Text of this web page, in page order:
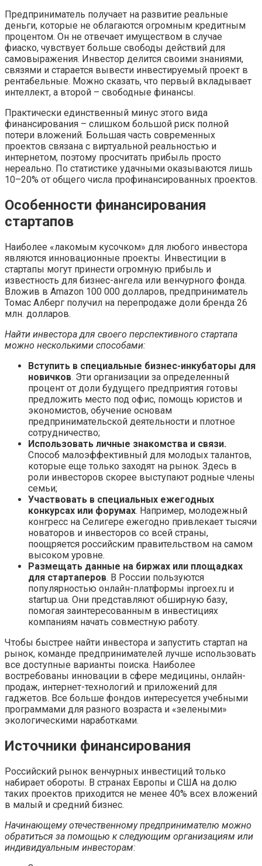
Предприниматель получает на развитие реальные
деньги, которые не облагаются огромным кредитным
процентом. Он не отвечает имуществом в случае
фиаско, чувствует больше свободы действий для
самовыражения. Инвестор делится своими знаниями,
связями и старается вывести инвестируемый проект в
рентабельные. Можно сказать, что первый вкладывает
интеллект, а второй – свободные финансы.
Практически единственный минус этого вида
финансирования – слишком большой риск полной
потери вложений. Большая часть современных
проектов связана с виртуальной реальностью и
интернетом, поэтому просчитать прибыль просто
нереально. По статистике удачными оказываются лишь
10–20% от общего числа профинансированных проектов.
Особенности финансирования
стартапов
Наиболее «лакомым кусочком» для любого инвестора
являются инновационные проекты. Инвестиции в
стартапы могут принести огромную прибыль и
известность для бизнес-ангела или венчурного фонда.
Вложив в Amazon 100 000 долларов, предприниматель
Томас Алберг получил на перепродаже доли бренда 26
млн. долларов.
Найти инвестора для своего перспективного стартапа
можно несколькими способами:
Вступить в специальные бизнес-инкубаторы для
новичков. Эти организации за определенный
процент от доли будущего предприятия готовы
предложить место под офис, помощь юристов и
экономистов, обучение основам
предпринимательской деятельности и плотное
сотрудничество;
Использовать личные знакомства и связи.
Способ малоэффективный для молодых талантов,
которые еще только заходят на рынок. Здесь в
роли инвесторов скорее выступают родные члены
семьи;
Участвовать в специальных ежегодных
конкурсах или форумах. Например, молодежный
конгресс на Селигере ежегодно привлекает тысячи
новаторов и инвесторов со всей страны,
поощряется российским правительством на самом
высоком уровне.
Размещать данные на биржах или площадках
для стартаперов. В России пользуются
популярностью онлайн-платформы inproex.ru и
startup.ua. Они представляют обширную базу,
помогая заинтересованным в инвестициях
компаниям начать совместную работу.
Чтобы быстрее найти инвестора и запустить стартап на
рынок, команде предпринимателей лучше использовать
все доступные варианты поиска. Наиболее
востребованы инновации в сфере медицины, онлайн-
продаж, интернет-технологий и приложений для
гаджетов. Все больше фондов интересуется учебными
программами для разного возраста и «зелеными»
экологическими наработками.
Источники финансирования
Российский рынок венчурных инвестиций только
набирает обороты. В странах Европы и США на долю
таких проектов приходится не менее 40% всех вложений
в малый и средний бизнес.
Начинающему отечественному предпринимателю можно
обратиться за помощью к следующим организациям или
индивидуальным инвесторам: